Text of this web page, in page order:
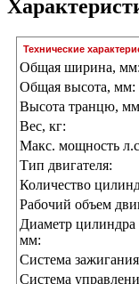
Технические
Общая ширина, мм:
Общая высота, мм:
Высота транцю,
Вес, кг:
Макс. мощность
Тип двигателя:
Количество
Рабочий объем
Диаметр
мм:
Система
Система